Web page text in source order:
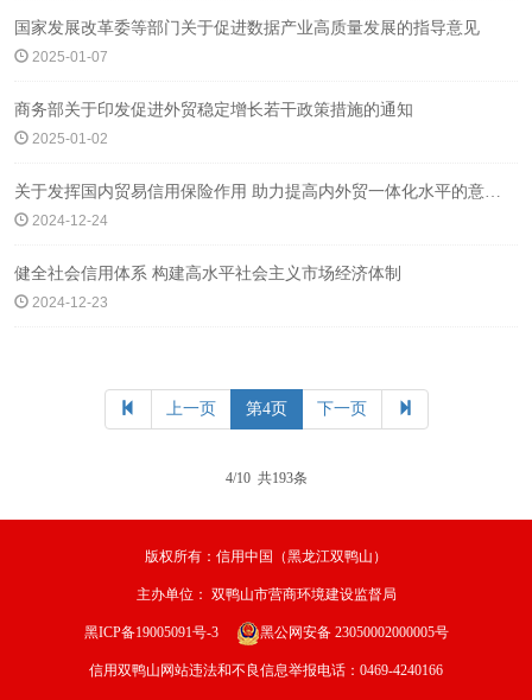
国家发展改革委等部门关于促进数据产业高质量发展的指导意见
2025-01-07
商务部关于印发促进外贸稳定增长若干政策措施的通知
2025-01-02
关于发挥国内贸易信用保险作用 助力提高内外贸一体化水平的意见(发改财金〔2024〕1731号)
2024-12-24
健全社会信用体系 构建高水平社会主义市场经济体制
2024-12-23
上一页 第4页 下一页
4/10 共193条
版权所有：信用中国（黑龙江双鸭山）
主办单位： 双鸭山市营商环境建设监督局
黑ICP备19005091号-3 黑公网安备 23050002000005号
信用双鸭山网站违法和不良信息举报电话：0469-4240166